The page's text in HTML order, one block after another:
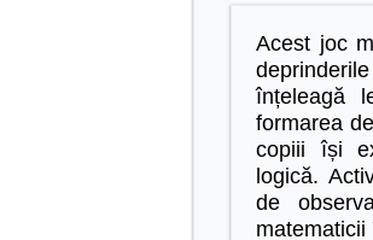
Acest joc
înțeleagă
formarea
copiii își
logică.
de